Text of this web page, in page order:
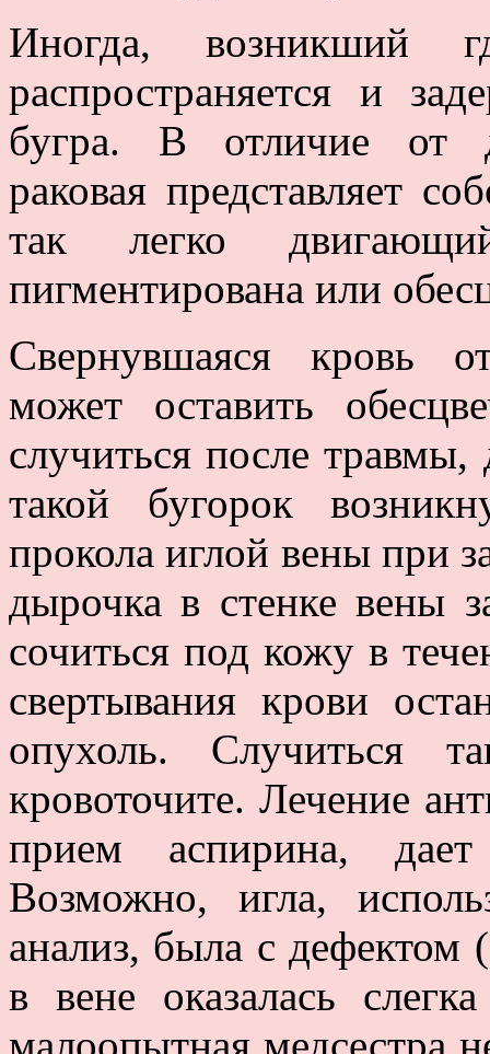
Иногда, возникший
распространяется и
бугра. В отличие от
раковая представляет
так легко
пигментирована или
Свернувшаяся кровь
может оставить
случиться после
такой бугорок
прокола иглой вены при
дырочка в стенке вены
сочиться под кожу в
свертывания крови
опухоль. Случиться
кровоточите. Лечение
прием аспирина, дает
Возможно, игла,
анализ, была с дефектом
в вене оказалась
малоопытная медсестра